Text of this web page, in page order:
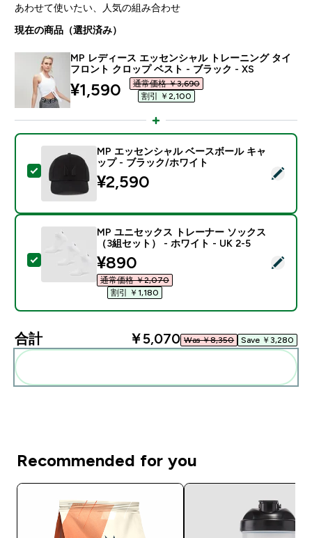
あわせて使いたい、人気の組み合わせ
現在の商品（選択済み）
MP レディース エッセンシャル トレーニング タイ
フロント クロップ ベスト - ブラック - XS
discounted price
¥1,590‎
通常価格 ￥3,690‎
割引 ￥2,100‎
この商品を選択 - MP エッセンシャル ベースボール
MP エッセンシャル ベースボール キャ
ップ - ブラック/ホワイト
¥2,590‎
この商品を選択 - MP ユニセックス トレーナー ソッ
MP ユニセックス トレーナー ソックス
（3組セット） - ホワイト - UK 2-5
discounted price
¥890‎
通常価格 ￥2,070‎
割引 ￥1,180‎
合計 ￥5,070‎ Was ￥8,350‎ Save ￥3,280‎
Recommended for you